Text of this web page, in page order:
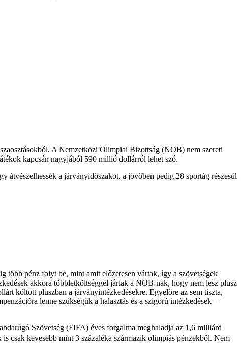
A Nemzetközi Olimpiai Bizottság (NOB) nem szereti
kapcsán nagyjából 590 millió dollárról lehet szó.
a járványidőszakot, a jövőben pedig 28 sportág részesül
több pénz folyt be, mint amit előzetesen vártak, így a szövetségek
akkora többletköltséggel jártak a NOB-nak, hogy nem lesz plusz
költött pluszban a járványintézkedésekre. Egyelőre az sem tiszta,
lenne szükségük a halasztás és a szigorú intézkedések –
Szövetség (FIFA) éves forgalma meghaladja az 1,6 milliárd
csak kevesebb mint 3 százaléka származik olimpiás pénzekből. Nem